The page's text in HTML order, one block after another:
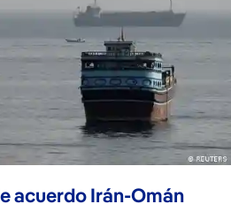
acuerdo Irán-Omán